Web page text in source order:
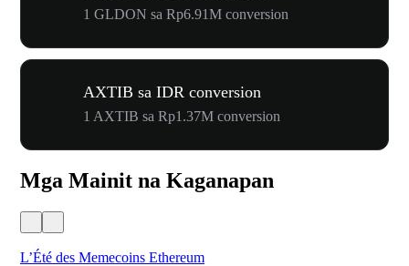
1 GLDON sa Rp6.91M conversion
AXTIB sa IDR conversion
1 AXTIB sa Rp1.37M conversion
Mga Mainit na Kaganapan
L’Été des Memecoins Ethereum